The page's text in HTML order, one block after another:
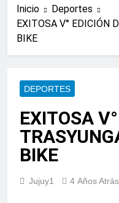
Inicio
Deportes
EXITOSA V° EDICIÓN
BIKE
DEPORTES
EXITOSA
BIKE
Jujuy1 4 Años Atrás